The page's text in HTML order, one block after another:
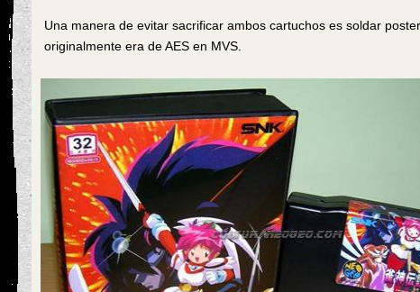
Una manera de evitar sacrificar ambos cartuchos es soldar
originalmente era de AES en MVS.